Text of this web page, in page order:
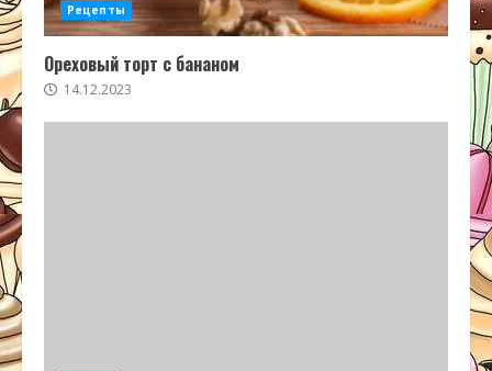
Рецепты
Ореховый торт с бананом
14.12.2023